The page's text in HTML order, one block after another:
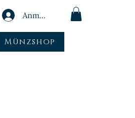
Anmelden
Münzshop